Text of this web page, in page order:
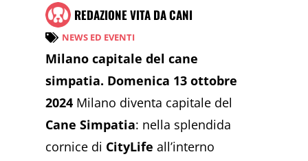
REDAZIONE VITA DA CANI
NEWS ED EVENTI
Milano capitale del cane
simpatia. Domenica 13 ottobre
2024 Milano diventa capitale del
Cane Simpatia: nella splendida
cornice di CityLife all’interno